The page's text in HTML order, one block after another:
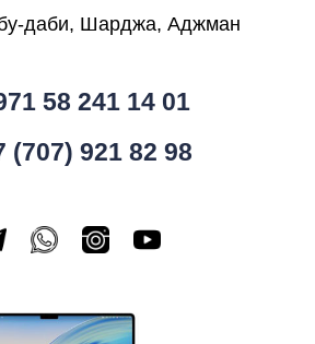
даби, Шарджа, Аджман
58 241 14 01
(707) 921 82 98